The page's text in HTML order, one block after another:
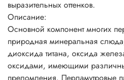
перламутровых пигментов на
эффект радуги, недостижимый
стеаратов. Мелкие частицы
атласный эффект и
частицы создают сильный
сверкающий эффекты. Составы
выразительных оттенков.
Описание:
Основной компонент многих
природная минеральная
диоксида титана, оксида
оксидами, имеющими